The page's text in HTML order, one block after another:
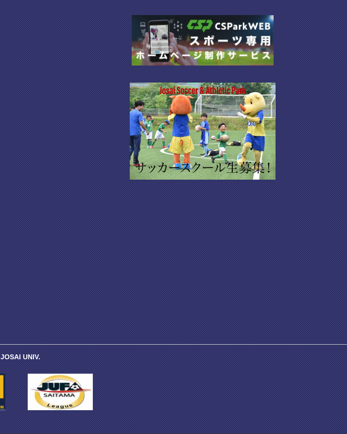
JOSAI UNIV.